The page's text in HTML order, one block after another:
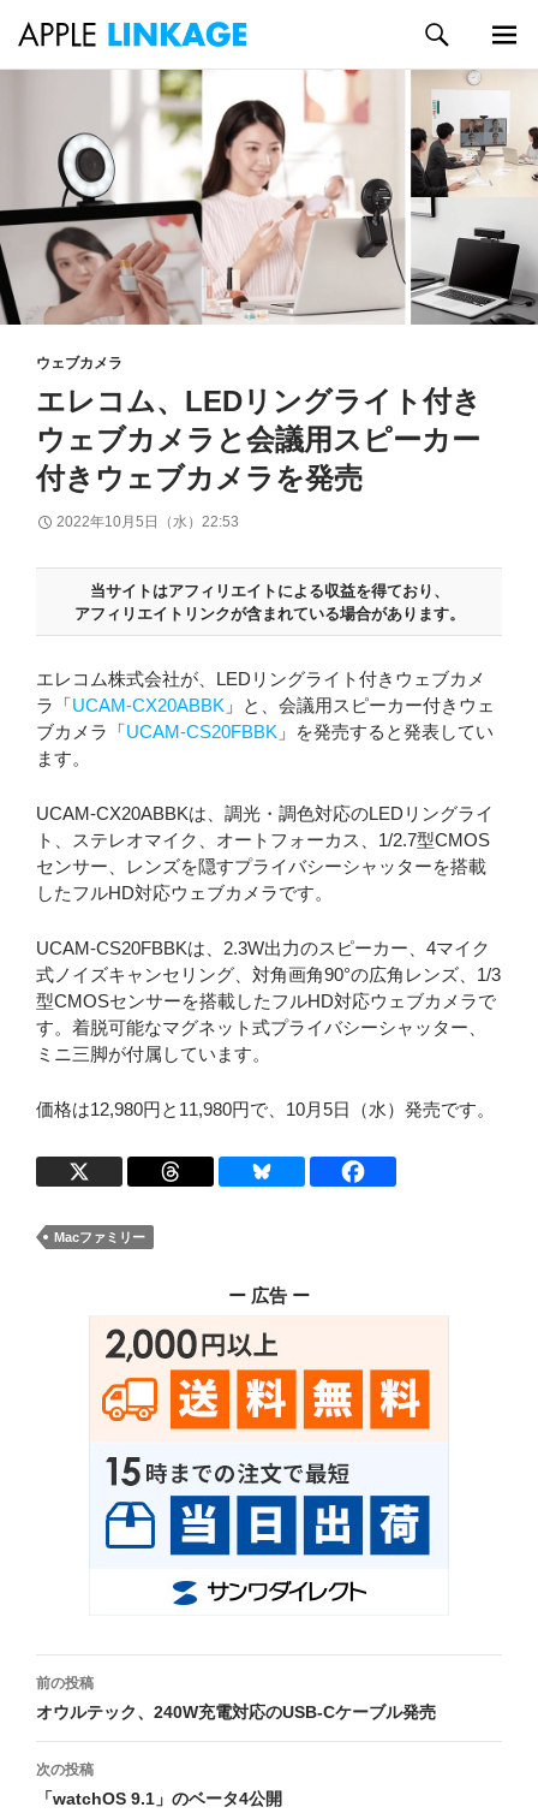
へ
ス
キ
ッ
プ
索
メイン
ー
ウェブカメラ
エレコム、LEDリングライト付き
ウェブカメラと会議用スピーカー
付きウェブカメラを発売
2022年10月5日（水）22:53
当サイトはアフィリエイトによる収益を得ており、
アフィリエイトリンクが含まれている場合があります。
エレコム株式会社が、LEDリングライト付きウェブカメ
ラ「UCAM-CX20ABBK 」と、会議用スピーカー付きウェ
ブカメラ「UCAM-CS20FBBK 」を発売すると発表してい
ます。
UCAM-CX20ABBKは、調光・調色対応のLEDリングライ
ト、ステレオマイク、オートフォーカス、1/2.7型CMOS
センサー、レンズを隠すプライバシーシャッターを搭載
したフルHD対応ウェブカメラです。
UCAM-CS20FBBKは、2.3W出力のスピーカー、4マイク
式ノイズキャンセリング、対角画角90°の広角レンズ、1/3
型CMOSセンサーを搭載したフルHD対応ウェブカメラで
す。着脱可能なマグネット式プライバシーシャッター、
ミニ三脚が付属しています。
価格は12,980円と11,980円で、10月5日（水）発売です。
Macファミリー
ー 広告 ー
投
稿
ナ
ビ
前の投稿
オウルテック、240W充電対応のUSB-Cケーブル発売
次の投稿
「watchOS 9.1」のベータ4公開